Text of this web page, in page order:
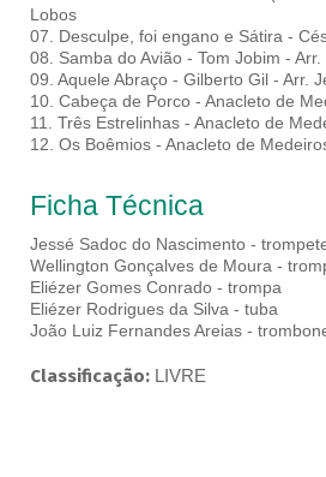
Lobos
07. Desculpe, foi engano e Sátira -
08. Samba do Avião - Tom Jobim -
09. Aquele Abraço - Gilberto Gil - Arr.
10. Cabeça de Porco - Anacleto de
11. Três Estrelinhas - Anacleto de
12. Os Boêmios - Anacleto de
Ficha Técnica
Jessé Sadoc do Nascimento -
Wellington Gonçalves de Moura -
Eliézer Gomes Conrado - trompa
Eliézer Rodrigues da Silva - tuba
João Luiz Fernandes Areias -
Classificação: LIVRE